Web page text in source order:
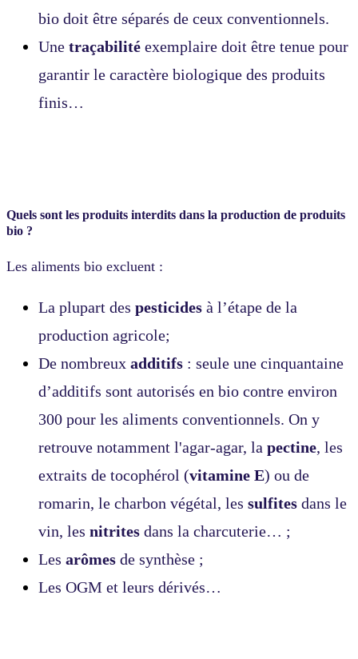
bio doit être séparés de ceux conventionnels.
Une traçabilité exemplaire doit être tenue pour
garantir le caractère biologique des produits
finis…
Quels sont les produits interdits dans la production de produits
bio ?
Les aliments bio excluent :
La plupart des pesticides à l’étape de la
production agricole;
De nombreux additifs : seule une cinquantaine
d’additifs sont autorisés en bio contre environ
300 pour les aliments conventionnels. On y
retrouve notamment l'agar-agar, la pectine, les
extraits de tocophérol (vitamine E) ou de
romarin, le charbon végétal, les sulfites dans le
vin, les nitrites dans la charcuterie… ;
Les arômes de synthèse ;
Les OGM et leurs dérivés…